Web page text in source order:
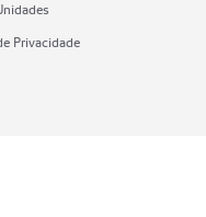
Privacidade